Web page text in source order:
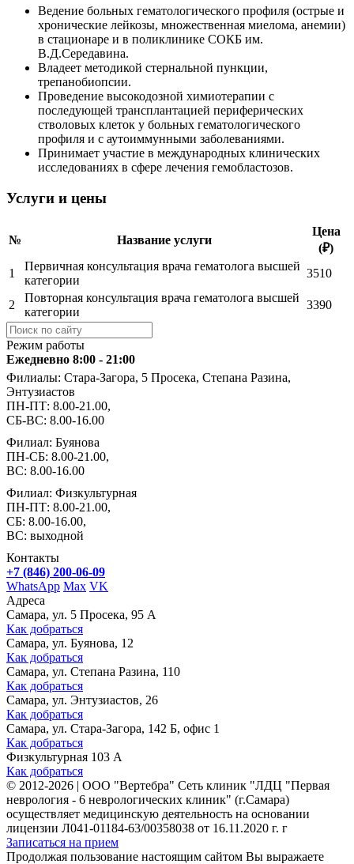
Ведение больных гематологического профиля (острые и
хронические лейкозы, множественная миелома, анемии)
в стационаре и в поликлинике СОКБ им.
В.Д.Середавина.
Владеет методикой стернальной пункции,
трепанобиопсии.
Проведение высокодозной химиотерапии с
последующей трансплантацией периферических
стволовых клеток у больных гематологического
профиля и с аутоиммунными заболеваниями.
Принимает участие в международных клинических
исследованиях в сфере лечения гемобластозов.
Услуги и цены
№ Название услуги
Цена
(₽)
1
Первичная консультация врача гематолога высшей
категории
3510
2
Повторная консультация врача гематолога высшей
категории
3390
Режим работы
Ежедневно 8:00 - 21:00
Филиалы: Стара-Загора, 5 Просека, Степана Разина,
Энтузиастов
ПН-ПТ: 8.00-21.00,
СБ-ВС: 8.00-16.00
Филиал: Буянова
ПН-СБ: 8.00-21.00,
ВС: 8.00-16.00
Филиал: Физкультурная
ПН-ПТ: 8.00-21.00,
СБ: 8.00-16.00,
ВС: выходной
Контакты
+7 (846) 200-06-09
WhatsApp Max VK
Адреса
Самара, ул. 5 Просека, 95 А
Как добраться
Самара, ул. Буянова, 12
Как добраться
Самара, ул. Степана Разина, 110
Как добраться
Самара, ул. Энтузиастов, 26
Как добраться
Самара, ул. Стара-Загора, 142 Б, офис 1
Как добраться
Физкультурная 103 А
Как добраться
© 2012-2026 | ООО "Вертебра" Сеть клиник "ЛДЦ "Первая
неврология - 6 неврологических клиник" (г.Самара)
осуществляет медицинскую деятельность на основании
лицензии Л041-01184-63/00358038 от 16.11.2020 г. г
Записаться на прием
Продолжая пользование настоящим сайтом Вы выражаете